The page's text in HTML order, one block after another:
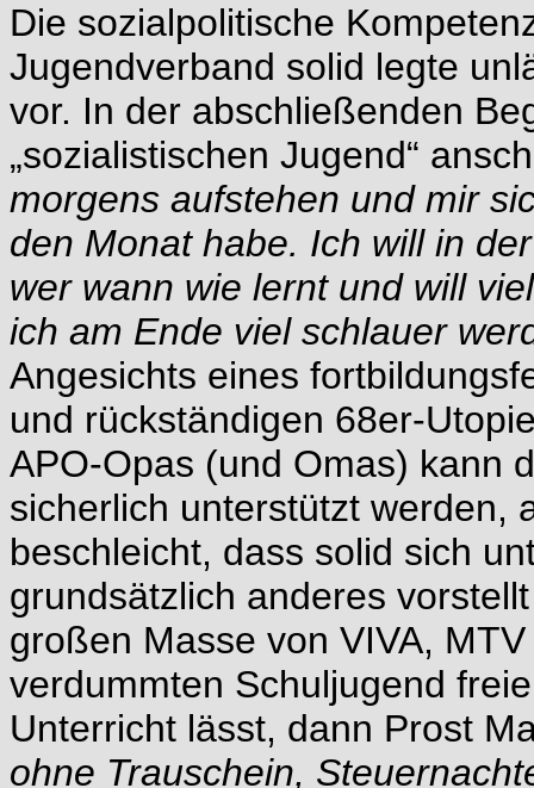
Die sozialpolitische
Jugendverband solid legte
vor. In der abschließenden
„sozialistischen Jugend“
morgens aufstehen und mir
den Monat habe. Ich will in
wer wann wie lernt und will
ich am Ende viel schlauer
Angesichts eines
und rückständigen 68er-
APO-Opas (und Omas) kann
sicherlich unterstützt werden,
beschleicht, dass solid sich
grundsätzlich anderes
großen Masse von VIVA,
verdummten Schuljugend
Unterricht lässt, dann Prost
ohne Trauschein,